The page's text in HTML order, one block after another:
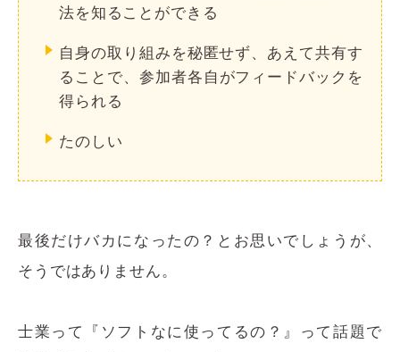
法を知ることができる
自身の取り組みを秘匿せず、あえて共有す
ることで、参加者各自がフィードバックを
得られる
たのしい
最後だけバカになったの？とお思いでしょうが、
そうではありません。
士業って『ソフトなに使ってるの？』って話題で